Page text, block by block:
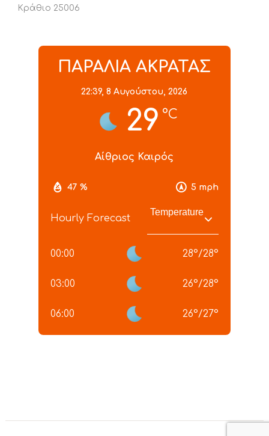
Κράθιο 25006
ΠΑΡΑΛΙΑ ΑΚΡΑΤΑΣ
22:39,8 Αυγούστου, 2026
29 °C
Αίθριος Καιρός
47 % 5 mph
Hourly Forecast
00:00 28°/28°
03:00 26°/28°
06:00 26°/27°